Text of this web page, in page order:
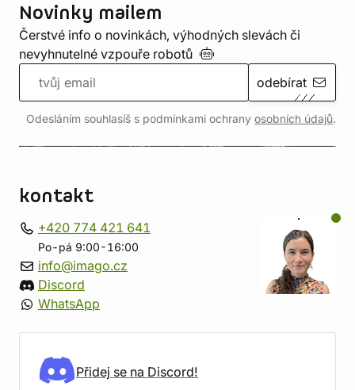
Novinky mailem
Čerstvé info o novinkách, výhodných slevách či
nevyhnutelné vzpouře robotů
odebírat
Odesláním souhlasíš s podmínkami ochrany osobních údajů.
kontakt
+420 774 421 641
Po-pá 9:00-16:00
info@imago.cz
Discord
WhatsApp
Přidej se na Discord!